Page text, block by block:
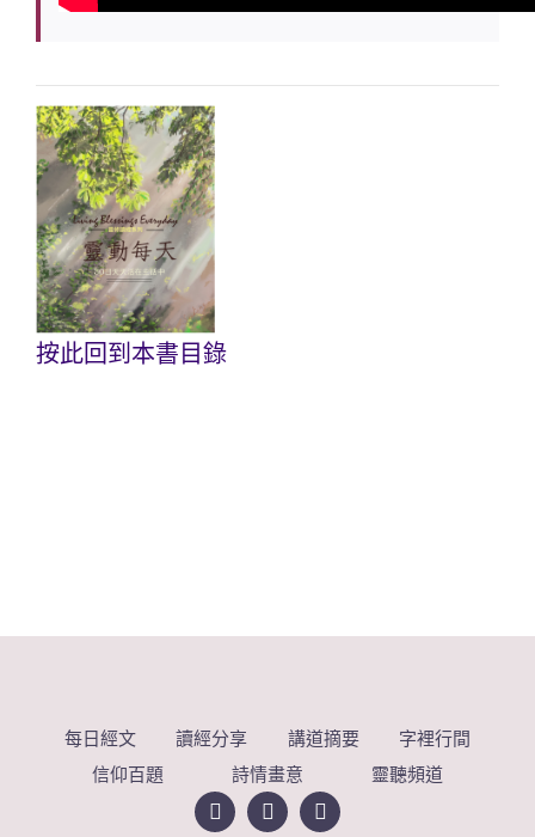
按此回到本書目錄
每日經文 讀經分享 講道摘要
字裡行間
信仰百題
詩情畫意 靈聽頻道